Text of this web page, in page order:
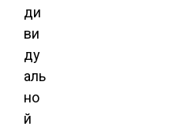
ди
ви
ду
аль
но
й